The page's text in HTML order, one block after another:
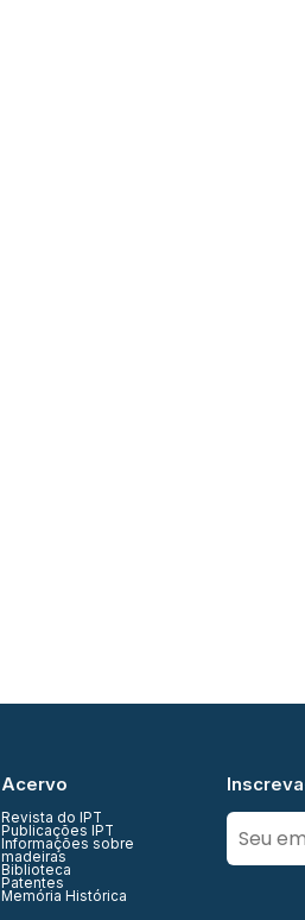
Acervo
Revista do IPT
Publicações IPT
Informações sobre
madeiras
Biblioteca
Patentes
Memória Histórica